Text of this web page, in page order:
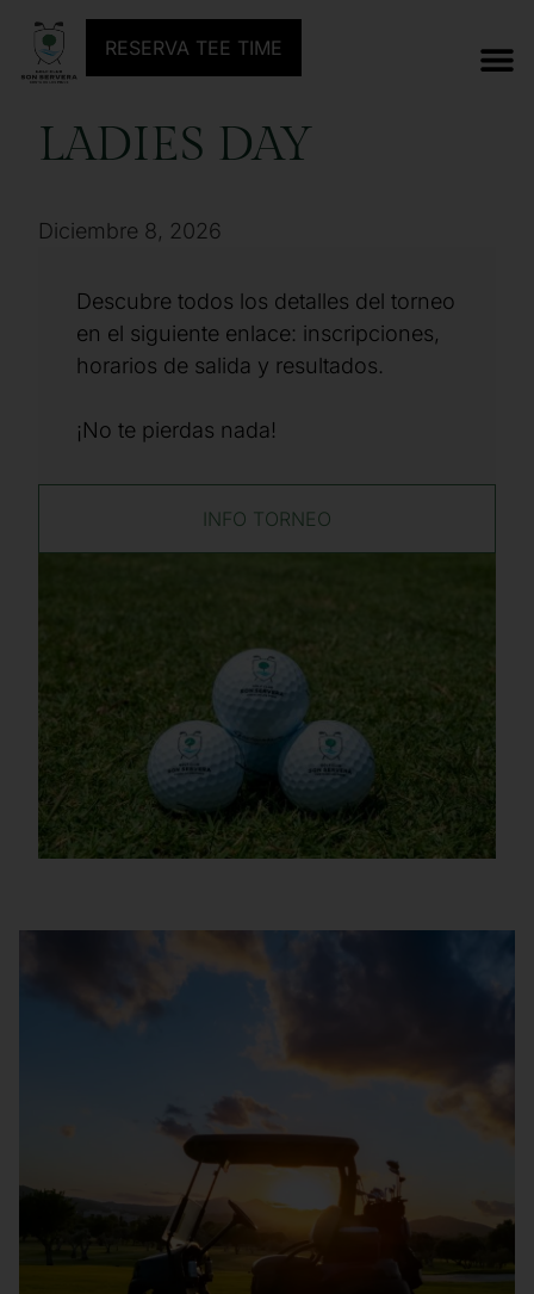
RESERVA TEE TIME
ANTERIOR TORNEO
LADIES DAY
Diciembre 8, 2026
Descubre todos los detalles del torneo
en el siguiente enlace: inscripciones,
horarios de salida y resultados.
¡No te pierdas nada!
INFO TORNEO